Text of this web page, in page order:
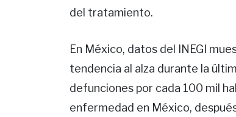
del tratamiento.
En México, datos del INEGI
tendencia al alza durante la
defunciones por cada 100 mil
enfermedad en México,